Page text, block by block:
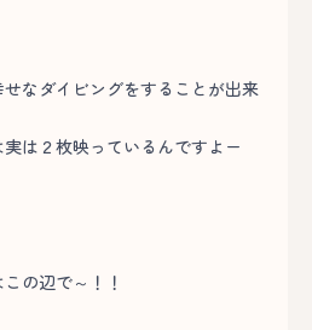
なダイビングをすることが出来
は２枚映っているんですよー
の辺で～！！